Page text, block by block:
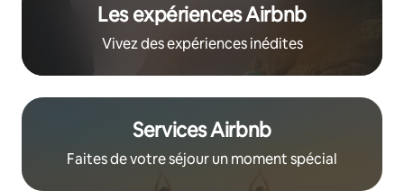
Les expériences Airbnb
Vivez des expériences inédites
Services Airbnb
Faites de votre séjour un moment spécial